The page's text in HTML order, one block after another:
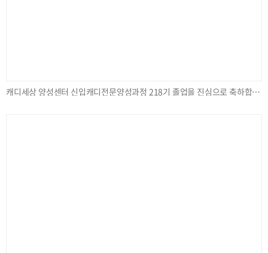
캐디세상 양성센터 신입캐디전문양성과정 218기 졸업을 진심으로 축하합니다.